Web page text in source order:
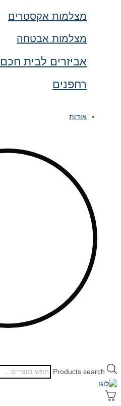
מצלמות אקסטרים
מצלמות אבטחה
אביזרים לבית חכם
רחפנים
אודות
Products search